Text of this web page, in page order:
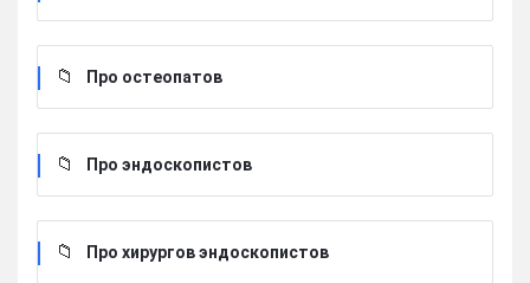
Про остеопатов
Про эндоскопистов
Про хирургов эндоскопистов